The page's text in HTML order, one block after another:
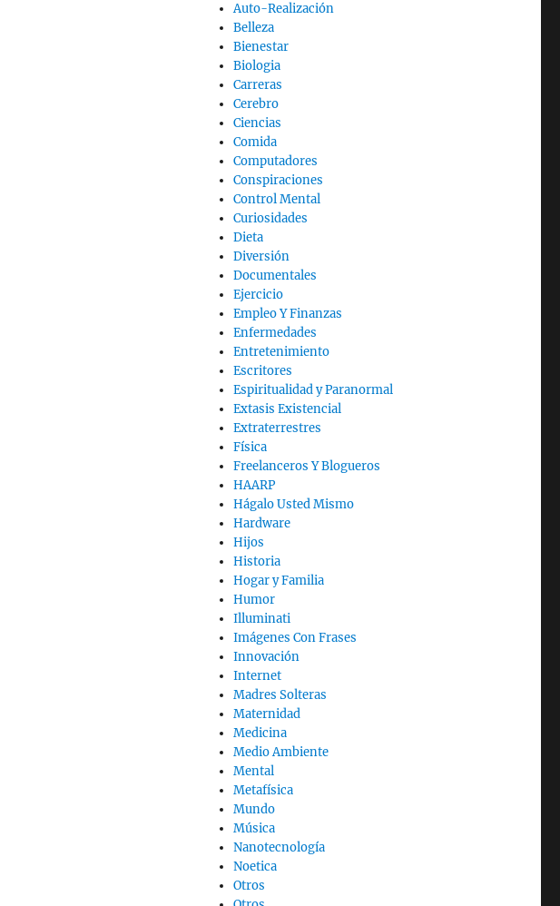
Auto-Realización
Belleza
Bienestar
Biologia
Carreras
Cerebro
Ciencias
Comida
Computadores
Conspiraciones
Control Mental
Curiosidades
Dieta
Diversión
Documentales
Ejercicio
Empleo Y Finanzas
Enfermedades
Entretenimiento
Escritores
Espiritualidad y Paranormal
Extasis Existencial
Extraterrestres
Física
Freelanceros Y Blogueros
HAARP
Hágalo Usted Mismo
Hardware
Hijos
Historia
Hogar y Familia
Humor
Illuminati
Imágenes Con Frases
Innovación
Internet
Madres Solteras
Maternidad
Medicina
Medio Ambiente
Mental
Metafísica
Mundo
Música
Nanotecnología
Noetica
Otros